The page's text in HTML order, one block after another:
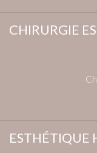
CHIRURGIE
ESTHÉTIQUE